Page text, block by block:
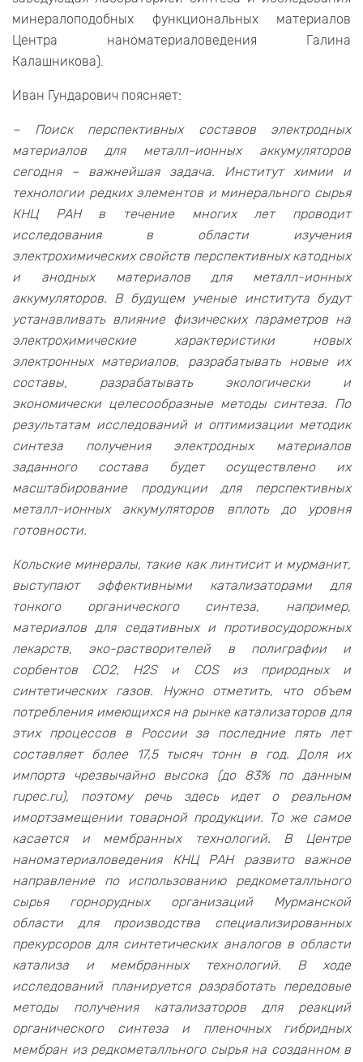
минералоподобных функциональных материалов
Центра наноматериаловедения Галина
Калашникова).
Иван Гундарович поясняет:
– Поиск перспективных составов электродных
материалов для металл-ионных аккумуляторов
сегодня – важнейшая задача. Институт химии и
технологии редких элементов и минерального сырья
КНЦ РАН в течение многих лет проводит
исследования в области изучения
электрохимических свойств перспективных катодных
и анодных материалов для металл-ионных
аккумуляторов. В будущем ученые института будут
устанавливать влияние физических параметров на
электрохимические характеристики новых
электронных материалов, разрабатывать новые их
составы, разрабатывать экологически и
экономически целесообразные методы синтеза. По
результатам исследований и оптимизации методик
синтеза получения электродных материалов
заданного состава будет осуществлено их
масштабирование продукции для перспективных
металл-ионных аккумуляторов вплоть до уровня
готовности.
Кольские минералы, такие как линтисит и мурманит,
выступают эффективными катализаторами для
тонкого органического синтеза, например,
материалов для седативных и противосудорожных
лекарств, эко-растворителей в полиграфии и
сорбентов СО2, Н2S и СOS из природных и
синтетических газов. Нужно отметить, что объем
потребления имеющихся на рынке катализаторов для
этих процессов в России за последние пять лет
составляет более 17,5 тысяч тонн в год. Доля их
импорта чрезвычайно высока (до 83% по данным
rupec.ru), поэтому речь здесь идет о реальном
имортзамещении товарной продукции. То же самое
касается и мембранных технологий. В Центре
наноматериаловедения КНЦ РАН развито важное
направление по использованию редкометалльного
сырья горнорудных организаций Мурманской
области для производства специализированных
прекурсоров для синтетических аналогов в области
катализа и мембранных технологий. В ходе
исследований планируется разработать передовые
методы получения катализаторов для реакций
органического синтеза и пленочных гибридных
мембран из редкометалльного сырья на созданном в